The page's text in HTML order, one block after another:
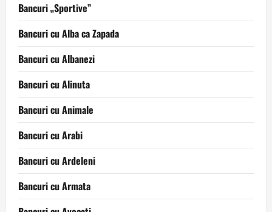
Bancuri „Sportive”
Bancuri cu Alba ca Zapada
Bancuri cu Albanezi
Bancuri cu Alinuta
Bancuri cu Animale
Bancuri cu Arabi
Bancuri cu Ardeleni
Bancuri cu Armata